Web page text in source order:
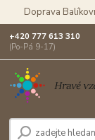
Doprava
+420 777 613 310
(Po-Pá 9-17)